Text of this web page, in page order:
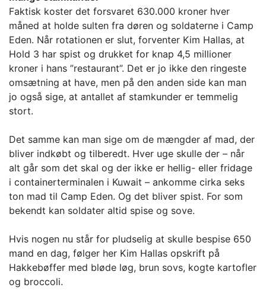
Faktisk koster det forsvaret 630.000 kroner hver
måned at holde sulten fra døren og soldaterne i Camp
Eden. Når rotationen er slut, forventer Kim Hallas, at
Hold 3 har spist og drukket for knap 4,5 millioner
kroner i hans ”restaurant”. Det er jo ikke den ringeste
omsætning at have, men på den anden side kan man
jo også sige, at antallet af stamkunder er temmelig
stort.
Det samme kan man sige om de mængder af mad, der
bliver indkøbt og tilberedt. Hver uge skulle der – når
alt går som det skal og der ikke er hellig- eller fridage
i containerterminalen i Kuwait – ankomme cirka seks
ton mad til Camp Eden. Og det bliver spist. For som
bekendt kan soldater altid spise og sove.
Hvis nogen nu står for pludselig at skulle bespise 650
mand en dag, følger her Kim Hallas opskrift på
Hakkebøffer med bløde løg, brun sovs, kogte kartofler
og broccoli.